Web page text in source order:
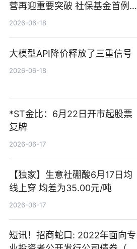
营再迎重要突破 社保基金首例期
货账户完成开立
2026-06-18
大模型API降价释放了三重信号
2026-06-18
*ST金比：6月22日开市起股票
复牌
2026-06-17
【独家】生意社硼酸6月17日均
线上穿 均差为35.00元/吨
2026-06-17
短讯！招商蛇口: 2022年面向专